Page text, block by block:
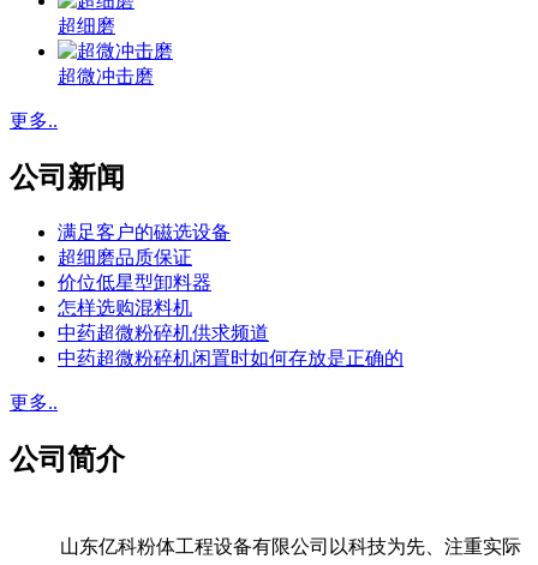
超细磨
超微冲击磨
更多..
公司新闻
满足客户的磁选设备
超细磨品质保证
价位低星型卸料器
怎样选购混料机
中药超微粉碎机供求频道
中药超微粉碎机闲置时如何存放是正确的
更多..
公司简介
山东亿科粉体工程设备有限公司以科技为先、注重实际